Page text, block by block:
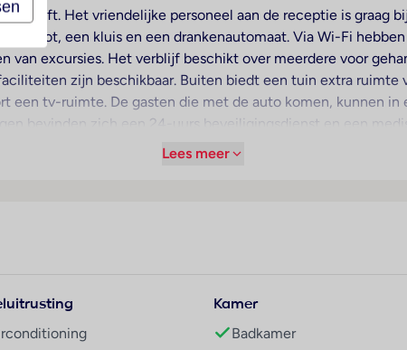
lift. Het vriendelijke personeel aan de receptie is graag
een kluis en een drankenautomaat. Via Wi-Fi
van excursies. Het verblijf beschikt over meerdere voor
zijn beschikbaar. Buiten biedt een tuin extra ruimte
een tv-ruimte. De gasten die met de auto komen, kunnen in
bevinden zich een 24-uurs beveiligingsdienst en een
de gasten biedt een kluis. Bovendien zijn een telefoon,
Lees meer
Kamer
Badkamer